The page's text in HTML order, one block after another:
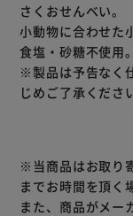
さくおせんべい。
小動物に合わせた
食塩・砂糖不使用。
※製品は予告なく
じめご了承くださ
※当商品はお取り
までお時間を頂く
また、商品がメー